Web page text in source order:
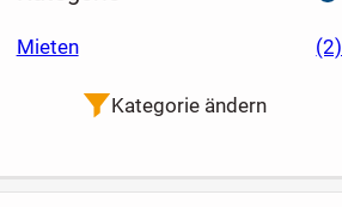
Gästeraum
Eigennutzung
Mieten (2)
Kategorie ändern